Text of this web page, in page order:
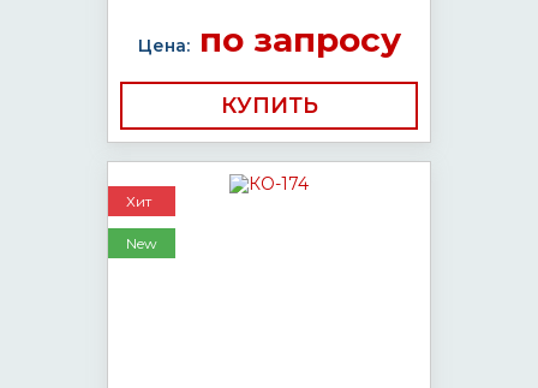
Цена:по запросу
КУПИТЬ
Хит
New